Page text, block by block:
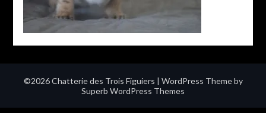
©2026 Chatterie des Trois Figuiers | WordPress Theme by
Superb WordPress Themes